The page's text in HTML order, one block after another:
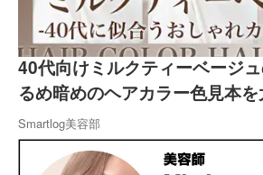
40代向けミルクティーベージ
るめ暗めのヘアカラー色見本を
Smartlog美容部